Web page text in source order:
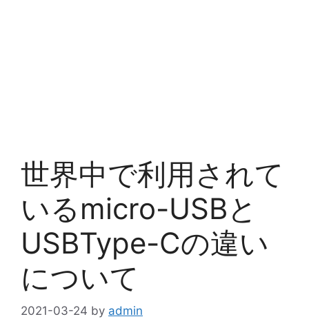
世界中で利用されて
いるmicro-USBと
USBType-Cの違い
について
2021-03-24 by admin